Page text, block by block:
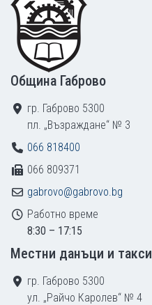
Община Габрово
гр. Габрово 5300
пл. „Възраждане“ № 3
066 818400
066 809371
gabrovo@gabrovo.bg
Работно време
8:30 – 17:15
Местни данъци и такси
гр. Габрово 5300
ул. „Райчо Каролев“ № 4